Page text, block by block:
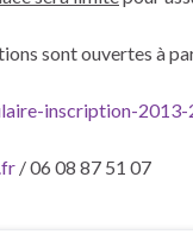
sont ouvertes à
inscription-2013-
/ 06 08 87 51 07